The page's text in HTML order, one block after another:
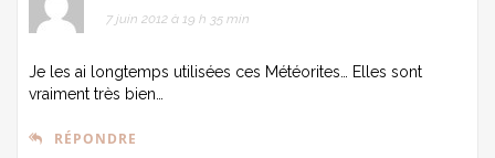
7 juin 2012 à 19 h 35 min
Je les ai longtemps utilisées ces Météorites… Elles sont
vraiment très bien…
RÉPONDRE